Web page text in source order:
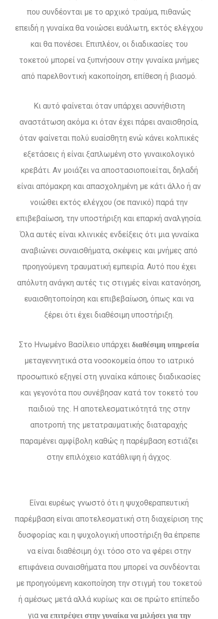
που συνδέονται με το αρχικό τραύμα, πιθανώς
επειδή η γυναίκα θα νοιώσει ευάλωτη, εκτός ελέγχου
και θα πονέσει. Επιπλέον, οι διαδικασίες του
τοκετού μπορεί να ξυπνήσουν στην γυναίκα μνήμες
από παρελθοντική κακοποίηση, επίθεση ή βιασμό.
Κι αυτό φαίνεται όταν υπάρχει ασυνήθιστη
αναστάτωση ακόμα κι όταν έχει πάρει αναισθησία,
όταν φαίνεται πολύ ευαίσθητη ενώ κάνει κολπικές
εξετάσεις ή είναι ξαπλωμένη στο γυναικολογικό
κρεβάτι. Αν μοιάζει να αποστασιοποιείται, δηλαδή
είναι απόμακρη και απασχολημένη με κάτι άλλο ή αν
νοιώθει εκτός ελέγχου (σε πανικό) παρά την
επιβεβαίωση, την υποστήριξη και επαρκή αναλγησία.
Όλα αυτές είναι κλινικές ενδείξεις ότι μια γυναίκα
αναβιώνει συναισθήματα, σκέψεις και μνήμες από
προηγούμενη τραυματική εμπειρία. Αυτό που έχει
απόλυτη ανάγκη αυτές τις στιγμές είναι κατανόηση,
ευαισθητοποίηση και επιβεβαίωση, όπως και να
ξέρει ότι έχει διαθέσιμη υποστήριξη.
Στο Ηνωμένο Βασίλειο υπάρχει διαθέσιμη υπηρεσία
μεταγεννητικά στα νοσοκομεία όπου το ιατρικό
προσωπικό εξηγεί στη γυναίκα κάποιες διαδικασίες
και γεγονότα που συνέβησαν κατά τον τοκετό του
παιδιού της. Η αποτελεσματικότητά της στην
αποτροπή της μετατραυματικής διαταραχής
παραμένει αμφίβολη καθώς η παρέμβαση εστιάζει
στην επιλόχειο κατάθλιψη ή άγχος.
Είναι ευρέως γνωστό ότι η ψυχοθεραπευτική
παρέμβαση είναι αποτελεσματική στη διαχείριση της
δυσφορίας και η ψυχολογική υποστήριξη θα έπρεπε
να είναι διαθέσιμη όχι τόσο στο να φέρει στην
επιφάνεια συναισθήματα που μπορεί να συνδέονται
με προηγούμενη κακοποίηση την στιγμή του τοκετού
ή αμέσως μετά αλλά κυρίως και σε πρώτο επίπεδο
για να επιτρέψει στην γυναίκα να μιλήσει για την